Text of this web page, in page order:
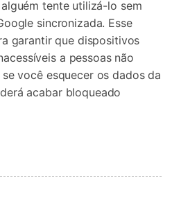
tente utilizá-lo sem
sincronizada. Esse
garantir que dispositivos
a pessoas não
você esquecer os dados da
acabar bloqueado